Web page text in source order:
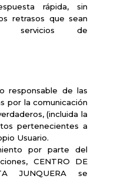
rápida, sin
retrasos que sean
de
responsable de las
por la comunicación
(incluida la
pertenecientes a
Usuario.
por parte del
CENTRO DE
JUNQUERA se